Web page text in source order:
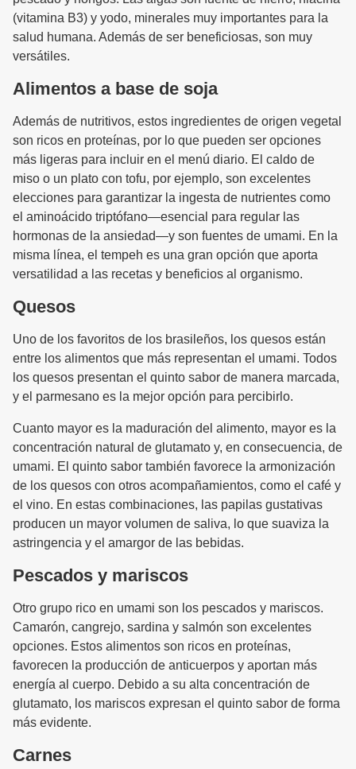
(vitamina B3) y yodo, minerales muy importantes para la
salud humana. Además de ser beneficiosas, son muy
versátiles.
Alimentos a base de soja
Además de nutritivos, estos ingredientes de origen vegetal
son ricos en proteínas, por lo que pueden ser opciones
más ligeras para incluir en el menú diario. El caldo de
miso o un plato con tofu, por ejemplo, son excelentes
elecciones para garantizar la ingesta de nutrientes como
el aminoácido triptófano—esencial para regular las
hormonas de la ansiedad—y son fuentes de umami. En la
misma línea, el tempeh es una gran opción que aporta
versatilidad a las recetas y beneficios al organismo.
Quesos
Uno de los favoritos de los brasileños, los quesos están
entre los alimentos que más representan el umami. Todos
los quesos presentan el quinto sabor de manera marcada,
y el parmesano es la mejor opción para percibirlo.
Cuanto mayor es la maduración del alimento, mayor es la
concentración natural de glutamato y, en consecuencia, de
umami. El quinto sabor también favorece la armonización
de los quesos con otros acompañamientos, como el café y
el vino. En estas combinaciones, las papilas gustativas
producen un mayor volumen de saliva, lo que suaviza la
astringencia y el amargor de las bebidas.
Pescados y mariscos
Otro grupo rico en umami son los pescados y mariscos.
Camarón, cangrejo, sardina y salmón son excelentes
opciones. Estos alimentos son ricos en proteínas,
favorecen la producción de anticuerpos y aportan más
energía al cuerpo. Debido a su alta concentración de
glutamato, los mariscos expresan el quinto sabor de forma
más evidente.
Carnes